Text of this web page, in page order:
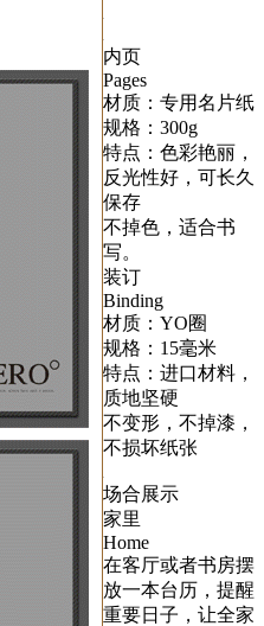
内页
Pages
材质：专用名片纸
规格：300g
特点：色彩艳丽，
反光性好，可长久
保存
不掉色，适合书
写。
装订
Binding
材质：YO圈
规格：15毫米
特点：进口材料，
质地坚硬
不变形，不掉漆，
不损坏纸张
场合展示
家里
Home
在客厅或者书房摆
放一本台历，提醒
重要日子，让全家